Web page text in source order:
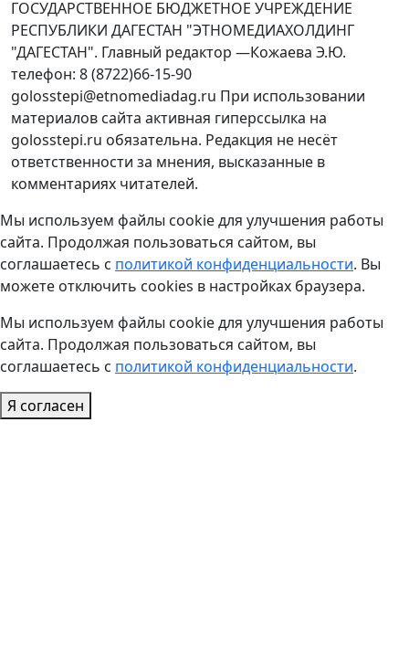
ГОСУДАРСТВЕННОЕ БЮДЖЕТНОЕ УЧРЕЖДЕНИЕ
РЕСПУБЛИКИ ДАГЕСТАН "ЭТНОМЕДИАХОЛДИНГ
"ДАГЕСТАН". Главный редактор —Кожаева Э.Ю.
телефон: 8 (8722)66-15-90
golosstepi@etnomediadag.ru При использовании
материалов сайта активная гиперссылка на
golosstepi.ru обязательна. Редакция не несёт
ответственности за мнения, высказанные в
комментариях читателей.
Мы используем файлы cookie для улучшения работы
сайта. Продолжая пользоваться сайтом, вы
соглашаетесь с политикой конфиденциальности. Вы
можете отключить cookies в настройках браузера.
Мы используем файлы cookie для улучшения работы
сайта. Продолжая пользоваться сайтом, вы
соглашаетесь с политикой конфиденциальности.
Я согласен